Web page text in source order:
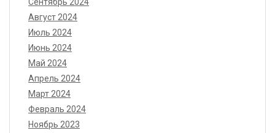
Август 2024
Июль 2024
Июнь 2024
Май 2024
Апрель 2024
Март 2024
Февраль 2024
Ноябрь 2023